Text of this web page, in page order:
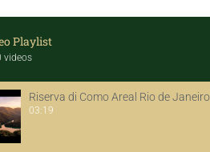
Playlist
videos
Riserva di Como Areal Rio de Janeiro
03:19